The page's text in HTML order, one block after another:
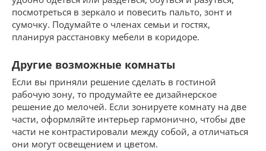
посмотреться в зеркало и повесить пальто, зонт и
сумочку. Подумайте о членах семьи и гостях,
планируя расстановку мебели в коридоре.
Другие возможные комнаты
Если вы приняли решение сделать в гостиной
рабочую зону, то продумайте ее дизайнерское
решение до мелочей. Если зонируете комнату на две
части, оформляйте интерьер гармонично, чтобы две
части не контрастировали между собой, а отличаться
они могут освещением и цветом.